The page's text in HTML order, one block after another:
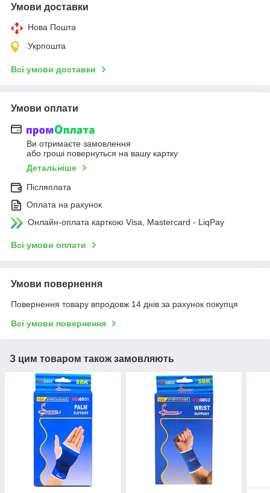
Умови доставки
Нова Пошта
Укрпошта
Всі умови доставки
Умови оплати
Ви отримаєте замовлення
або гроші повернуться на вашу картку
Детальніше
Післяплата
Оплата на рахунок
Онлайн-оплата карткою Visa, Mastercard - LiqPay
Всі умови оплати
Умови повернення
Повернення товару впродовж 14 днів за рахунок покупця
Всі умови повернення
З цим товаром також замовляють